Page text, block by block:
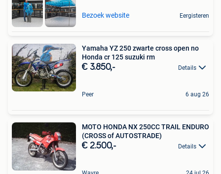
Bezoek website Eergisteren
Yamaha YZ 250 zwarte cross open no
Honda cr 125 suzuki rm
€ 3.850,- Details
Peer 6 aug 26
MOTO HONDA NX 250CC TRAIL ENDURO
(CROSS of AUTOSTRADE)
€ 2.500,- Details